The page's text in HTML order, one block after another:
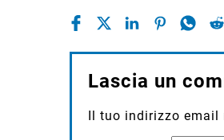
Lascia un
Il tuo indirizzo email